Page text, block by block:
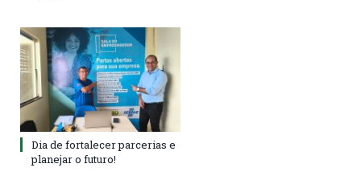
Dia de fortalecer parcerias e
planejar o futuro!